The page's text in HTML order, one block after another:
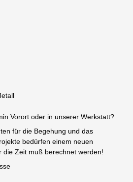
Vorort oder in unserer Werkstatt?
für die Begehung und das
bedürfen einem neuen
die Zeit muß berechnet werden!